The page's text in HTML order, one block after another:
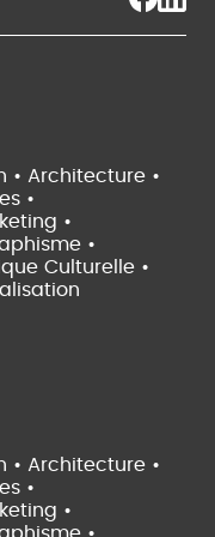
• Architecture •
•
•
•
Culturelle •
• Architecture •
•
•